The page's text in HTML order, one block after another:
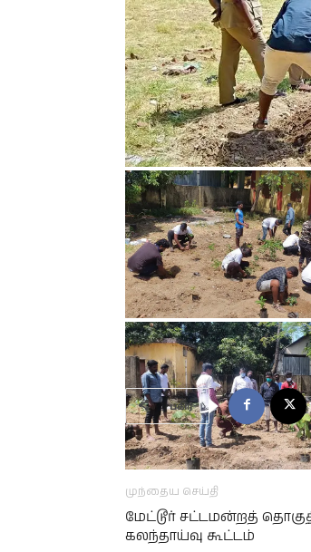
பகிர்
முந்தைய செய்தி
மேட்டூர் சட்டமன்றத்
கலந்தாய்வு கூட்டம்